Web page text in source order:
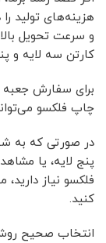
هزینه‌های تولید
و سرعت تحویل
کارتن سه لایه و
برای سفارش جعبه
چاپ فلکسو
در صورتی که به
پنج لایه، یا
فلکسو نیاز
کنید.
انتخاب صحیح